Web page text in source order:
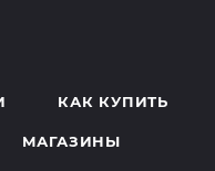
КАК КУПИТЬ
МАГАЗИНЫ